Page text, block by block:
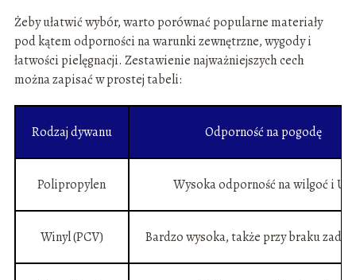
Żeby ułatwić wybór, warto porównać popularne materiały
pod kątem odporności na warunki zewnętrzne, wygody i
łatwości pielęgnacji. Zestawienie najważniejszych cech
można zapisać w prostej tabeli:
Rodzaj dywanu Odporność na pogodę
Polipropylen Wysoka odporność na wilgoć i UV
Winyl (PCV) Bardzo wysoka, także przy braku